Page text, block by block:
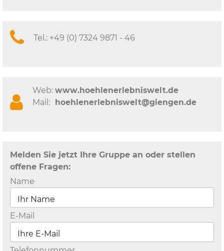
Tel.: +49 (0) 7324 9871 - 46
Web: www.hoehlenerlebniswelt.de
Mail:
hoehlenerlebniswelt@giengen.de
Melden Sie jetzt Ihre Gruppe an oder stellen
offene Fragen:
Name
E-Mail